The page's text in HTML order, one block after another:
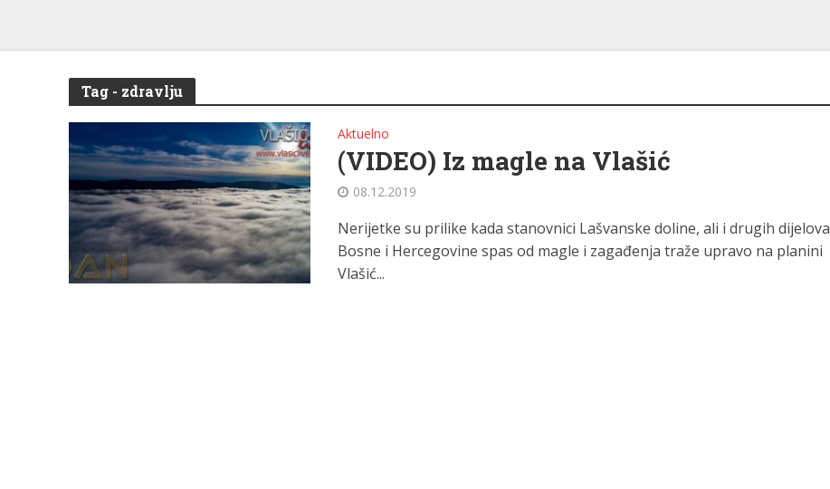
Tag - zdravlju
Aktuelno
(VIDEO) Iz magle na Vlašić
08.12.2019
Nerijetke su prilike kada stanovnici Lašvanske doline, ali i drugih dijelova
Bosne i Hercegovine spas od magle i zagađenja traže upravo na planini
Vlašić...